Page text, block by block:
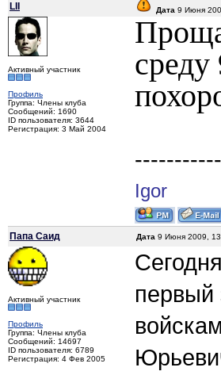
LII Дата 9 Июня
Активный участник
Профиль
Группа: Члены клуба
Сообщений: 1690
ID пользователя: 3644
Регистрация: 3 Май 2004
Igor
Папа Саид Дата 9 Июня 2009,
Активный участник
Профиль
Группа: Члены клуба
Сообщений: 14697
ID пользователя: 6789
Регистрация: 4 Фев 2005
первый